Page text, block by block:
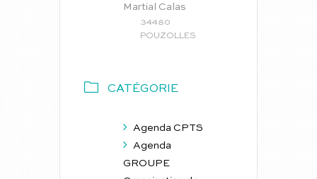
Martial Calas
34480
POUZOLLES
CATÉGORIE
Agenda CPTS
Agenda
GROUPE